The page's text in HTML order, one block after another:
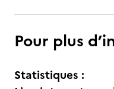
Pour plus
Statistiques :